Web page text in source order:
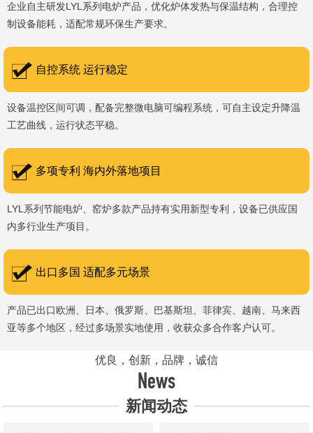
企业自主研发LYL系列电炉产品，优化炉体发热与保温结构，合理控
制设备能耗，适配常规环保生产要求。
自控系统 运行稳定
设备温控区间可调，配备完整微电脑可编程系统，可自主设定升降温
工艺曲线，运行状态平稳。
多项专利 海内外落地项目
LYL系列节能电炉、窑炉多款产品持有实用新型专利，设备已供应国
内多行业生产项目。
出口多国 适配多元场景
产品已出口欧洲、日本、俄罗斯、巴基斯坦、菲律宾、越南、马来西
亚等多个地区，经过多场景实地使用，收获众多合作客户认可。
优良，创新，品牌，诚信
News
新闻动态